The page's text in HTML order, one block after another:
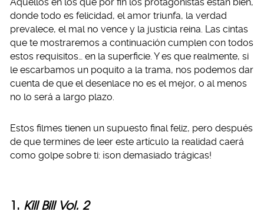
donde todo es felicidad, el amor triunfa, la verdad
prevalece, el mal no vence y la justicia reina. Las cintas
que te mostraremos a continuación cumplen con todos
estos requisitos… en la superficie. Y es que realmente, si
le escarbamos un poquito a la trama, nos podemos dar
cuenta de que el desenlace no es el mejor, o al menos
no lo será a largo plazo.
Estos filmes tienen un supuesto final feliz, pero después
de que termines de leer este artículo la realidad caerá
como golpe sobre ti: ¡son demasiado trágicas!
1. Kill Bill Vol. 2